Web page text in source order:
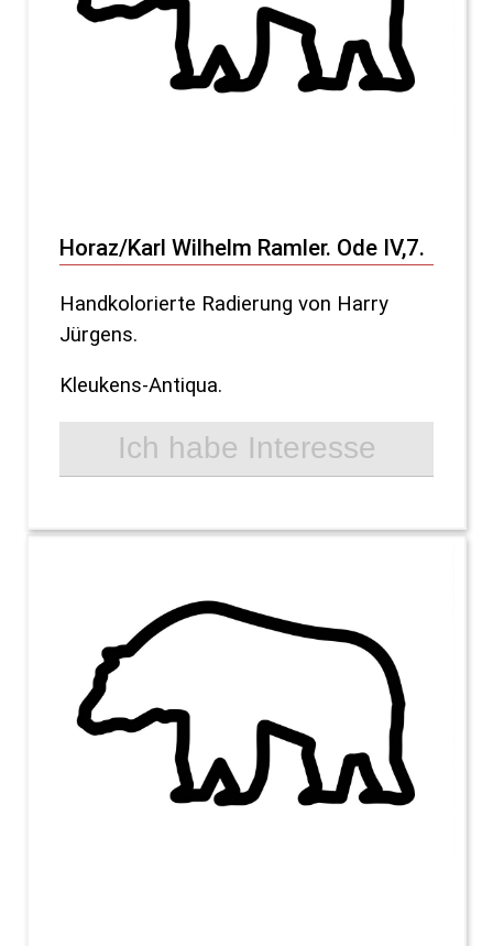
Horaz/Karl Wilhelm Ramler. Ode IV,7.
Handkolorierte Radierung von Harry
Jürgens.
Kleukens-Antiqua.